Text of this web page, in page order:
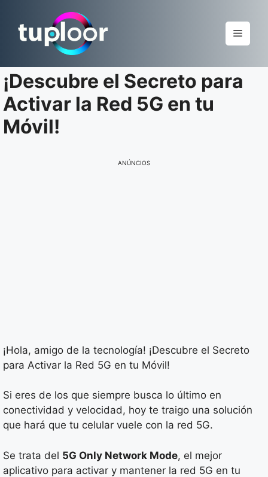
para
Menu
¡Descubre el Secreto para
Activar la Red 5G en tu
Móvil!
ANÚNCIOS
¡Hola, amigo de la tecnología! ¡Descubre el Secreto
para Activar la Red 5G en tu Móvil!
Si eres de los que siempre busca lo último en
conectividad y velocidad, hoy te traigo una solución
que hará que tu celular vuele con la red 5G.
Se trata del 5G Only Network Mode, el mejor
aplicativo para activar y mantener la red 5G en tu